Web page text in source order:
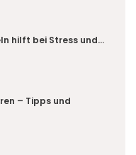
hilft bei Stress und…
– Tipps und